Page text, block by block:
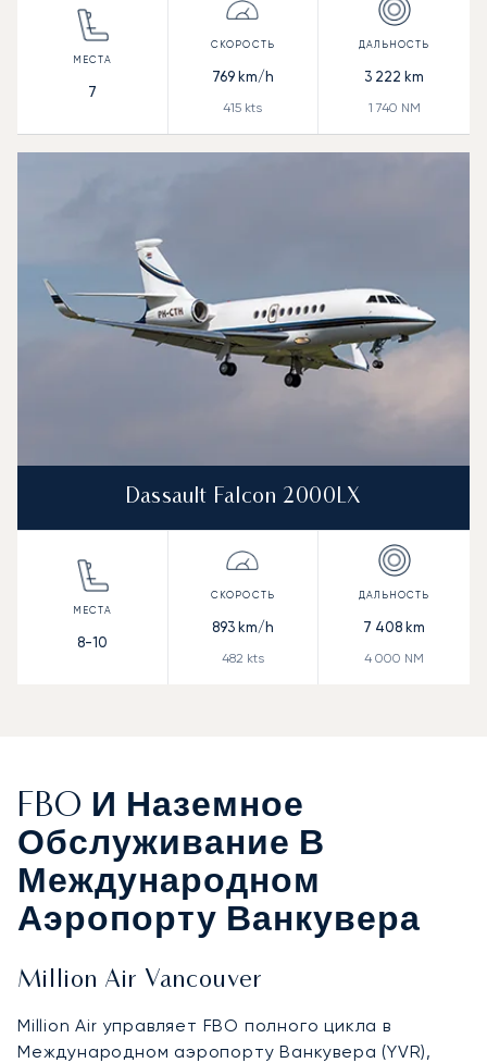
7
769km/h
415 kts
3 222 km
1 740 NM
Dassault Falcon 2000LX
8-10
893km/h
482 kts
7 408 km
4 000 NM
FBO И Наземное
Обслуживание В
Международном
Аэропорту Ванкувера
Million Air Vancouver
Million Air управляет FBO полного цикла в
Международном аэропорту Ванкувера (YVR),